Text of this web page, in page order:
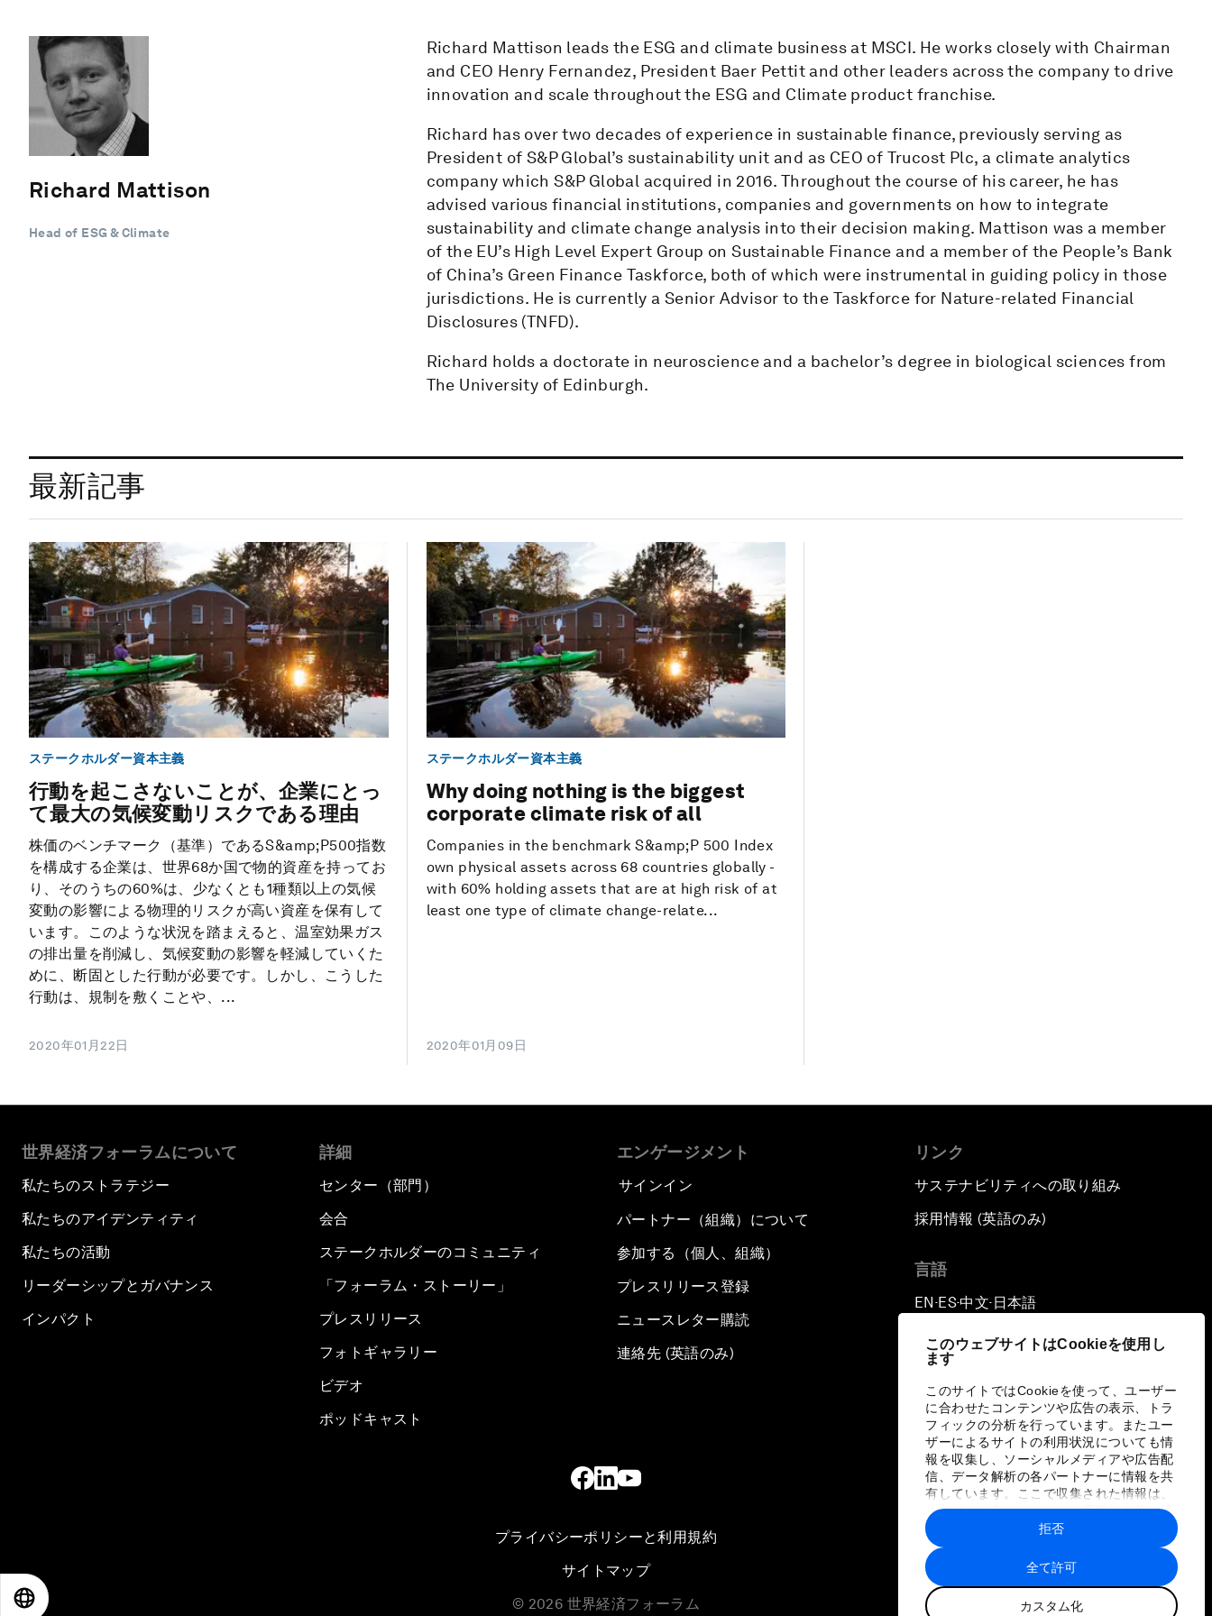
このウェブサイトはCookieを使用し
ます
このサイトではCookieを使って、ユーザー
に合わせたコンテンツや広告の表示、トラ
フィックの分析を行っています。またユー
ザーによるサイトの利用状況についても情
報を収集し、ソーシャルメディアや広告配
信、データ解析の各パートナーに情報を共
有しています。ここで収集された情報は、
ユーザーが各パートナーに提供した他の情
報や各パートナーのサービスを使用した際
に収集された情報と組み合わされ、各パー
トナーによって使用されることがありま
す。
全て許可
カスタム化
拒否
Richard Mattison
Head of ESG & Climate
Richard Mattison leads the ESG and climate business at MSCI. He works closely with Chairman
and CEO Henry Fernandez, President Baer Pettit and other leaders across the company to drive
innovation and scale throughout the ESG and Climate product franchise.
Richard has over two decades of experience in sustainable finance, previously serving as
President of S&P Global’s sustainability unit and as CEO of Trucost Plc, a climate analytics
company which S&P Global acquired in 2016. Throughout the course of his career, he has
advised various financial institutions, companies and governments on how to integrate
sustainability and climate change analysis into their decision making. Mattison was a member
of the EU’s High Level Expert Group on Sustainable Finance and a member of the People’s Bank
of China’s Green Finance Taskforce, both of which were instrumental in guiding policy in those
jurisdictions. He is currently a Senior Advisor to the Taskforce for Nature-related Financial
Disclosures (TNFD).
Richard holds a doctorate in neuroscience and a bachelor’s degree in biological sciences from
The University of Edinburgh.
最新記事
ステークホルダー資本主義
行動を起こさないことが、企業にとっ
て最大の気候変動リスクである理由
株価のベンチマーク（基準）であるS&amp;P500指数
を構成する企業は、世界68か国で物的資産を持ってお
り、そのうちの60%は、少なくとも1種類以上の気候
変動の影響による物理的リスクが高い資産を保有して
います。このような状況を踏まえると、温室効果ガス
の排出量を削減し、気候変動の影響を軽減していくた
めに、断固とした行動が必要です。しかし、こうした
行動は、規制を敷くことや、...
2020年01月22日
ステークホルダー資本主義
Why doing nothing is the biggest
corporate climate risk of all
Companies in the benchmark S&amp;P 500 Index
own physical assets across 68 countries globally -
with 60% holding assets that are at high risk of at
least one type of climate change-relate...
2020年01月09日
世界経済フォーラムについて
私たちのストラテジー
私たちのアイデンティティ
私たちの活動
リーダーシップとガバナンス
インパクト
詳細
センター（部門）
会合
ステークホルダーのコミュニティ
「フォーラム・ストーリー」
プレスリリース
フォトギャラリー
ビデオ
ポッドキャスト
エンゲージメント
サインイン
パートナー（組織）について
参加する（個人、組織）
プレスリリース登録
ニュースレター購読
連絡先 (英語のみ)
リンク
サステナビリティへの取り組み
採用情報 (英語のみ)
言語
EN ▪ ES▪中文▪ 日本語
プライバシーポリシーと利用規約
サイトマップ
© 2026 世界経済フォーラム